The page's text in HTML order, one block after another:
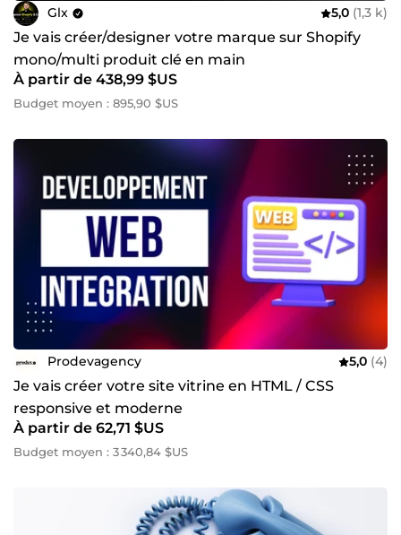
Glx 5,0 (1,3 k)
Je vais créer/designer votre marque sur Shopify
mono/multi produit clé en main
À partir de 438,99 $US
Budget moyen : 895,90 $US
Prodevagency 5,0 (4)
Je vais créer votre site vitrine en HTML / CSS
responsive et moderne
À partir de 62,71 $US
Budget moyen : 3 340,84 $US